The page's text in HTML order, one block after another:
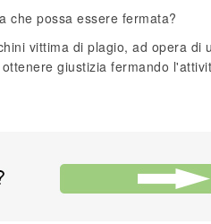
che possa essere fermata?
vittima di plagio, ad opera di
giustizia fermando